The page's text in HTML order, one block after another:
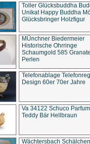
Toller Glücksbuddha
Unikat Happy Buddha
Glücksbringer Holzfigur
MÜnchner Biedermeier
Historische Ohrringe
Schaumgold 585
Perlen
Telefonablage
Design 60er 70er Jahre
Va 34122 Schuco
Teddy Bär Hellbraun
Wächtersbach Schälchen